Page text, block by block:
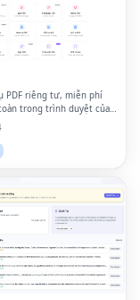
PDF riêng tư, miễn phí
trong trình duyệt của
sẽ không bao giờ rời